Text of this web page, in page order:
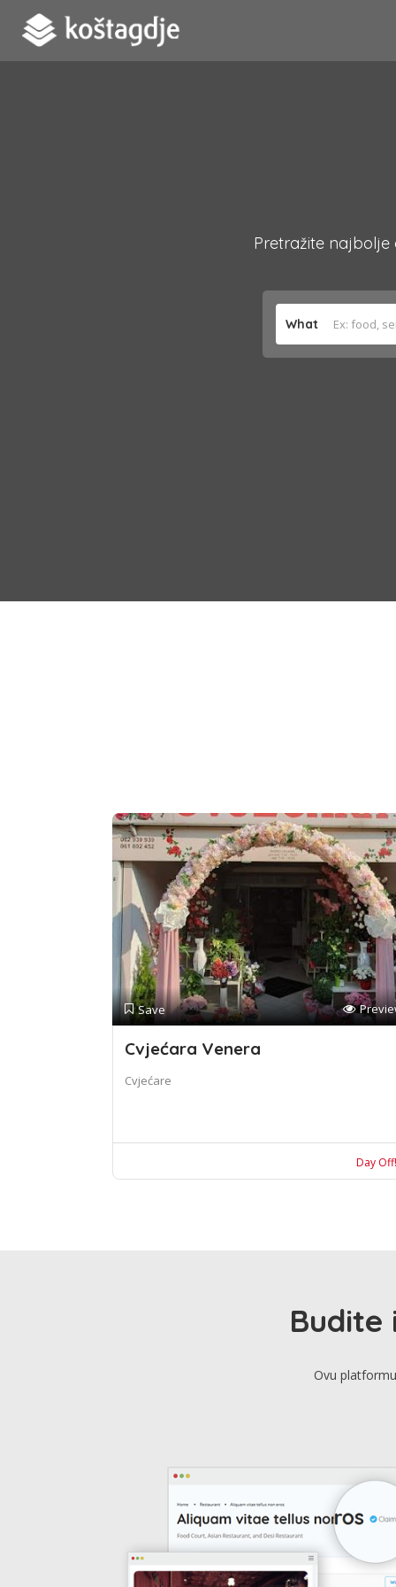
Pretražite najbolje
What
Save
Cvjećara Venera
Cvjećare
Day
Budite
Ovu